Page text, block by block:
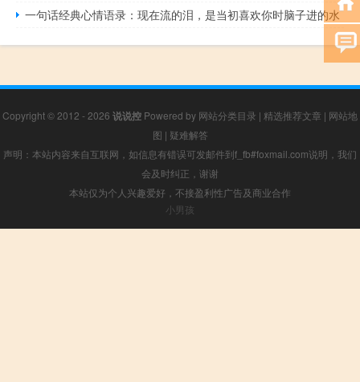
一句话经典心情语录：现在流的泪，是当初喜欢你时脑子进的水
Copyright © 2012 - 2026 说说控 Powered by 网站分类目录 | 精选推荐文章 | 网站地
图 | 疑难解答
声明：本站内容来自互联网，如信息有错误可发邮件到f_fb#foxmail.com说明，我们
会及时纠正，谢谢
本站仅为个人兴趣爱好，不接盈利性广告及商业合作
小男孩